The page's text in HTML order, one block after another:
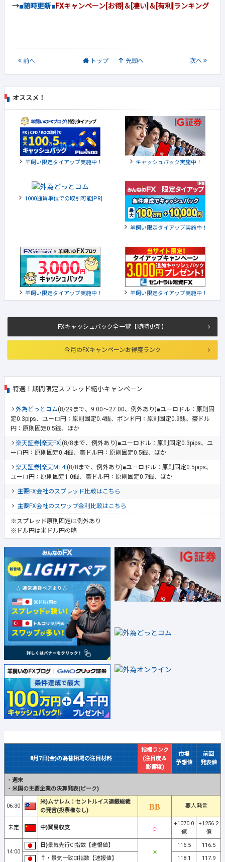
→■随時更新■FXキャンペーン[お得]＆[凄い]＆[有利]ランキング
前へ トップ 先頭へ 次へ
FXキャッシュバック全一覧【随時更新】
今月のFXキャンペーンお得度ランク
特選！期間限定スプレッド縮小キャンペーン
外為どっとコム(8/29まで、9:00～27:00、例外あり)■ユーロドル：原則固
定0.3pips、ユーロ円：原則固定0.4銭、ポンド円：原則固定0.9銭、豪ドル
円：原則固定0.5銭、ほか
楽天証券[楽天FX] (8/8まで、例外あり)■ユーロドル：原則固定0.3pips、ユ
ーロ円：原則固定0.4銭、豪ドル円：原則固定0.5銭、ほか
楽天証券[楽天MT4] (8/8まで、例外あり)■ユーロドル：原則固定0.5pips、
ユーロ円：原則固定1.0銭、豪ドル円：原則固定0.7銭、ほか
主要FX会社のスプレッド比較はこちら
主要FX会社のスワップ金利比較はこちら
※スプレッド原則固定は例外あり
※ドル円は米ドル円の略
8月7日(金)の為替相場の注目材料
指標ランク
(注目度＆
影響度)
市場
予想値
前回
発表値
・ 週末
・ 米国の主要企業の決算発表(ピーク)
06:30
米)ムサレム：セントルイス連銀総裁
の発言(投票権なし)
要人発言
未定 中)貿易収支
+1070.0
億
+1256.2
億
14:00
日)景気先行CI指数【速報値】 116.5
116.5
↑・ 景気一致CI指数【速報値】 118.1 117.9
オススメ！
羊飼い限定タイアップ実施中！ キャッシュバック実施中！
1000通貨単位での取引可能[PR]
羊飼い限定タイアップ実施中！
羊飼い限定タイアップ実施中！ 羊飼い限定タイアップ実施中！